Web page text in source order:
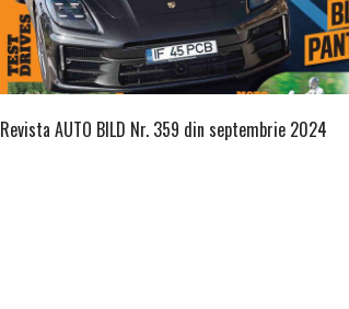
Revista AUTO BILD Nr. 359 din septembrie 2024